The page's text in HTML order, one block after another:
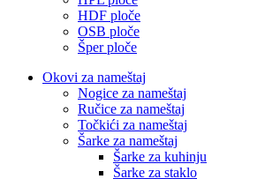
HDF ploče
OSB ploče
Šper ploče
Okovi za nameštaj
Nogice za nameštaj
Ručice za nameštaj
Točkići za nameštaj
Šarke za nameštaj
Šarke za kuhinju
Šarke za staklo